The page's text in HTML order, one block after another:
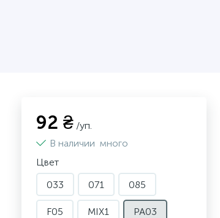
92 ₴ /уп.
В наличии много
Цвет
033
071 085
F05 MIX1 PA03